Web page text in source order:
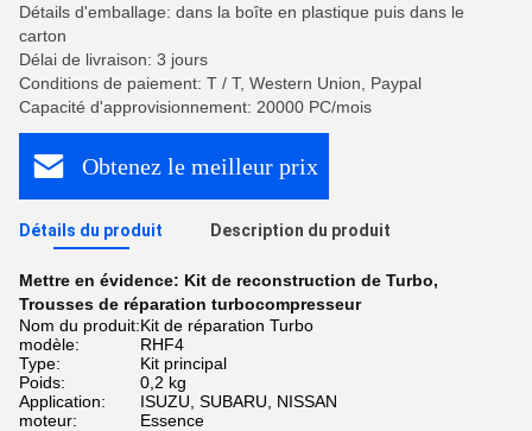
Détails d'emballage: dans la boîte en plastique puis dans le
carton
Délai de livraison: 3 jours
Conditions de paiement: T / T, Western Union, Paypal
Capacité d'approvisionnement: 20000 PC/mois
Obtenez le meilleur prix
Détails du produit Description du produit
Mettre en évidence: Kit de reconstruction de Turbo,
Trousses de réparation turbocompresseur
Nom du produit:Kit de réparation Turbo
modèle:
RHF4
Type:
Kit principal
Poids:
0,2 kg
Application:
ISUZU, SUBARU, NISSAN
moteur:
Essence